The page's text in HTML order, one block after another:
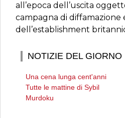
all’epoca dell’uscita
campagna di diffamazione
dell’establishment
NOTIZIE DEL GIORNO
Una cena lunga cent'anni
Tutte le mattine di Sybil
Murdoku